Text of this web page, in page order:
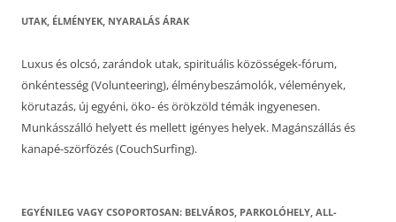
UTAK, ÉLMÉNYEK, NYARALÁS ÁRAK
Luxus és olcsó, zarándok utak, spirituális közösségek-fórum,
önkéntesség (Volunteering), élménybeszámolók, vélemények,
körutazás, új egyéni, öko- és örökzöld témák ingyenesen.
Munkásszálló helyett és mellett igényes helyek. Magánszállás és
kanapé-szörfözés (CouchSurfing).
EGYÉNILEG VAGY CSOPORTOSAN: BELVÁROS, PARKOLÓHELY, ALL-